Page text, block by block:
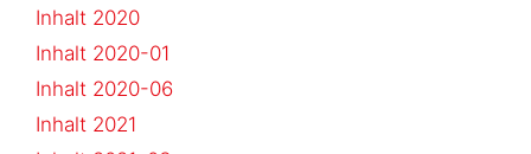
Inhalt 2020
Inhalt 2020-01
Inhalt 2020-06
Inhalt 2021